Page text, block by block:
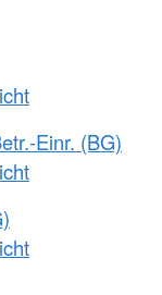
Einr. (BG)